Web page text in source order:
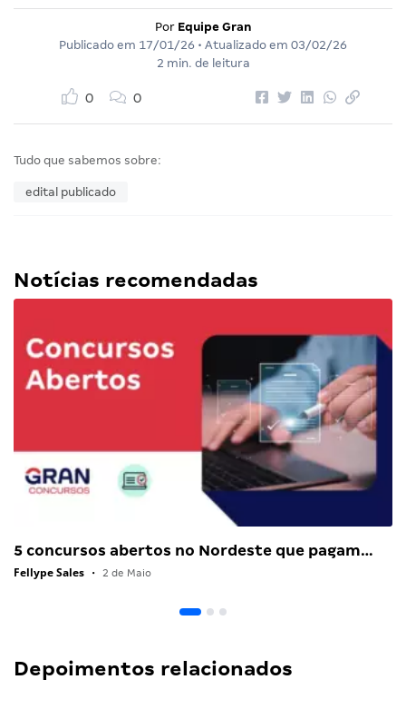
Por Equipe Gran
Publicado em 17/01/26 • Atualizado em 03/02/26
2 min. de leitura
0 0
Tudo que sabemos sobre:
edital publicado
Notícias recomendadas
5 concursos abertos no Nordeste que pagam…
Fellype Sales • 2 de Maio
Depoimentos relacionados